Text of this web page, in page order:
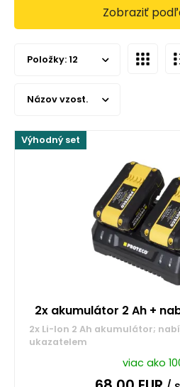
Zobraziť
Položky: 12
Názov vzost.
Výhodný set
2x akumulátor 2 Ah +
2x Li-Ion 2 Ah akumulátor;
ukazatelem
viac ako